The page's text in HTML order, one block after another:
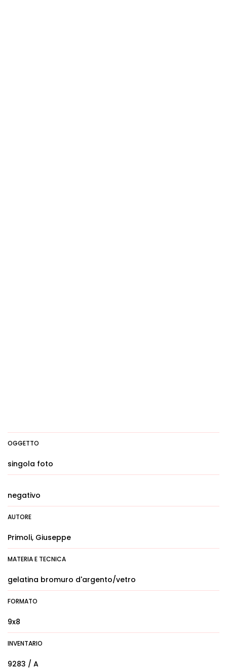
OGGETTO
singola foto
negativo
AUTORE
Primoli, Giuseppe
MATERIA E TECNICA
gelatina bromuro d'argento/vetro
FORMATO
9x8
INVENTARIO
9283 / A